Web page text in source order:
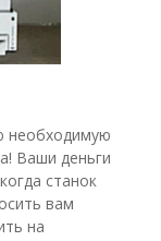
необходимую
Ваши деньги
станок
вам
на